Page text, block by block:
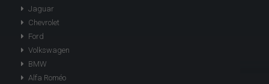
Jaguar
Chevrolet
Ford
Volkswagen
BMW
Alfa Roméo